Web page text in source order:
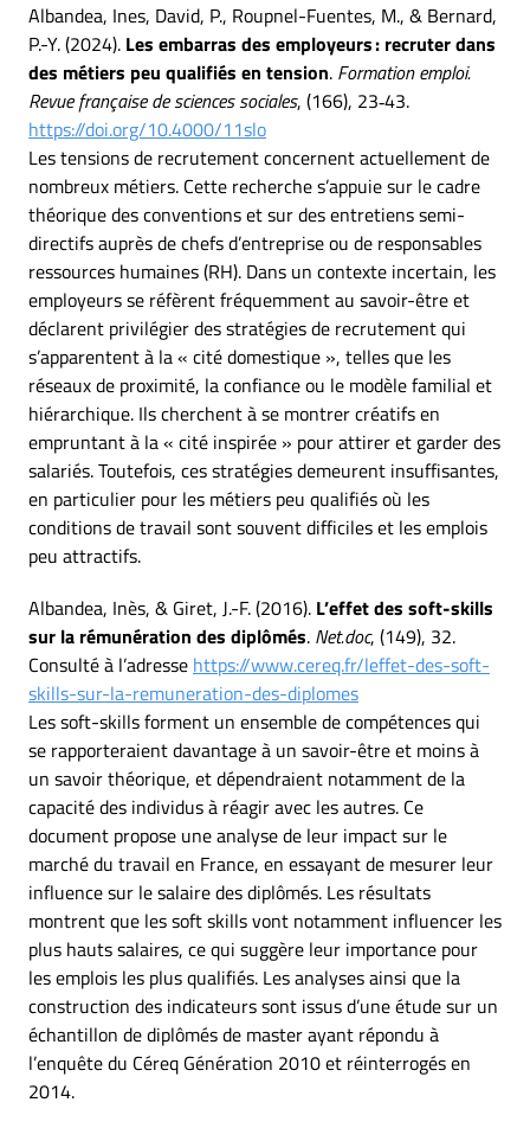
Albandea, Ines, David, P., Roupnel-Fuentes, M., & Bernard,
P.-Y. (2024). Les embarras des employeurs : recruter dans
des métiers peu qualifiés en tension. Formation emploi.
Revue française de sciences sociales, (166), 23‑43.
https://doi.org/10.4000/11slo
Les tensions de recrutement concernent actuellement de
nombreux métiers. Cette recherche s’appuie sur le cadre
théorique des conventions et sur des entretiens semi-
directifs auprès de chefs d’entreprise ou de responsables
ressources humaines (RH). Dans un contexte incertain, les
employeurs se réfèrent fréquemment au savoir-être et
déclarent privilégier des stratégies de recrutement qui
s’apparentent à la « cité domestique », telles que les
réseaux de proximité, la confiance ou le modèle familial et
hiérarchique. Ils cherchent à se montrer créatifs en
empruntant à la « cité inspirée » pour attirer et garder des
salariés. Toutefois, ces stratégies demeurent insuffisantes,
en particulier pour les métiers peu qualifiés où les
conditions de travail sont souvent difficiles et les emplois
peu attractifs.
Albandea, Inès, & Giret, J.-F. (2016). L’effet des soft-skills
sur la rémunération des diplômés. Net.doc, (149), 32.
Consulté à l’adresse https://www.cereq.fr/leffet-des-soft-
skills-sur-la-remuneration-des-diplomes
Les soft-skills forment un ensemble de compétences qui
se rapporteraient davantage à un savoir-être et moins à
un savoir théorique, et dépendraient notamment de la
capacité des individus à réagir avec les autres. Ce
document propose une analyse de leur impact sur le
marché du travail en France, en essayant de mesurer leur
influence sur le salaire des diplômés. Les résultats
montrent que les soft skills vont notamment influencer les
plus hauts salaires, ce qui suggère leur importance pour
les emplois les plus qualifiés. Les analyses ainsi que la
construction des indicateurs sont issus d’une étude sur un
échantillon de diplômés de master ayant répondu à
l’enquête du Céreq Génération 2010 et réinterrogés en
2014.